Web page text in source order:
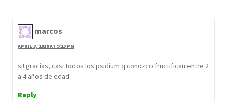
marcos
APRIL 3, 2018 AT 9:25 PM
si! gracias, casi todos los psidium q conozco fructifican entre 2
a 4 años de edad
Reply